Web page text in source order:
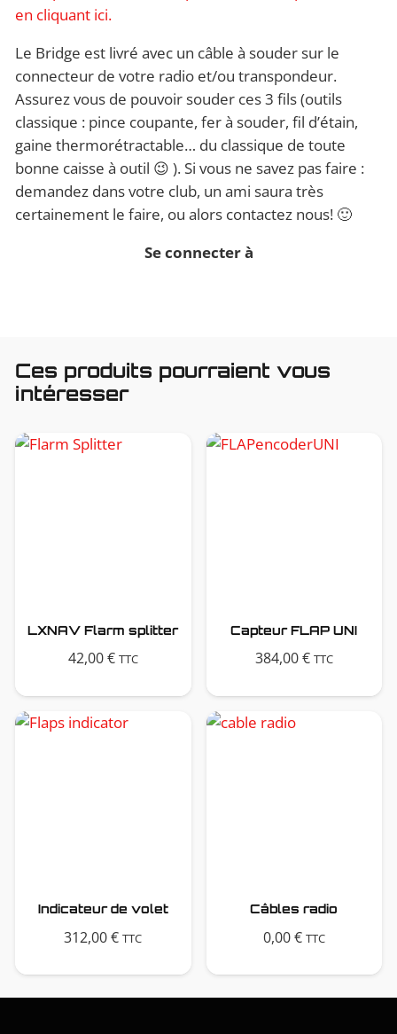
en cliquant ici.
Le Bridge est livré avec un câble à souder sur le
connecteur de votre radio et/ou transpondeur.
Assurez vous de pouvoir souder ces 3 fils (outils
classique : pince coupante, fer à souder, fil d’étain,
gaine thermorétractable… du classique de toute
bonne caisse à outil 😉 ). Si vous ne savez pas faire :
demandez dans votre club, un ami saura très
certainement le faire, ou alors contactez nous! 🙂
Se connecter à
Ces produits pourraient vous
intéresser
LXNAV Flarm splitter
42,00€ TTC
Capteur FLAP UNI
384,00€ TTC
Indicateur de volet
312,00€ TTC
Câbles radio
0,00€ TTC